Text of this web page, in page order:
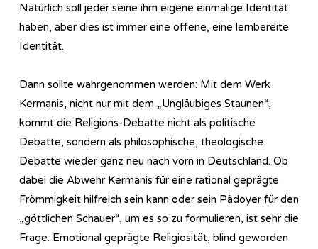
Natürlich soll jeder seine ihm eigene einmalige Identität
haben, aber dies ist immer eine offene, eine lernbereite
Identität.
Dann sollte wahrgenommen werden: Mit dem Werk
Kermanis, nicht nur mit dem „Ungläubiges Staunen“,
kommt die Religions-Debatte nicht als politische
Debatte, sondern als philosophische, theologische
Debatte wieder ganz neu nach vorn in Deutschland. Ob
dabei die Abwehr Kermanis für eine rational geprägte
Frömmigkeit hilfreich sein kann oder sein Pädoyer für den
„göttlichen Schauer“, um es so zu formulieren, ist sehr die
Frage. Emotional geprägte Religiosität, blind geworden